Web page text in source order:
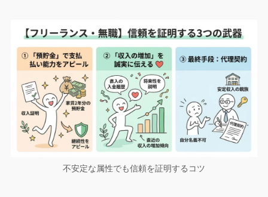
不安定な属性でも信頼を証明するコツ